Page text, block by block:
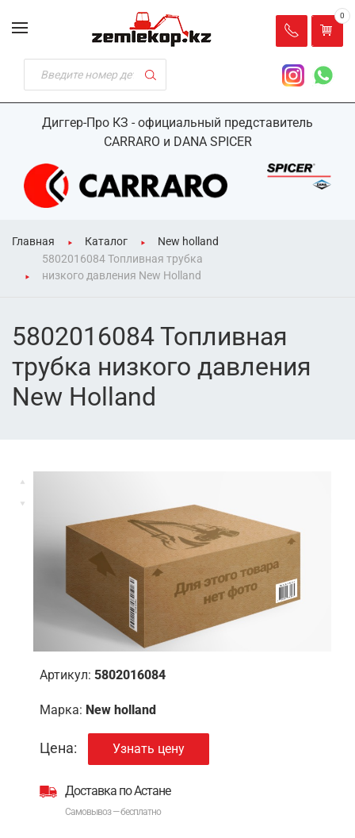
Диггер-Про КЗ - официальный представитель
CARRARO и DANA SPICER
0
Главная Каталог
New holland
5802016084 Топливная трубка
низкого давления New Holland
5802016084 Топливная
трубка низкого давления
New Holland
Артикул: 5802016084
Марка: New holland
Цена: Узнать цену
Доставка по Астане
Самовывоз — бесплатно